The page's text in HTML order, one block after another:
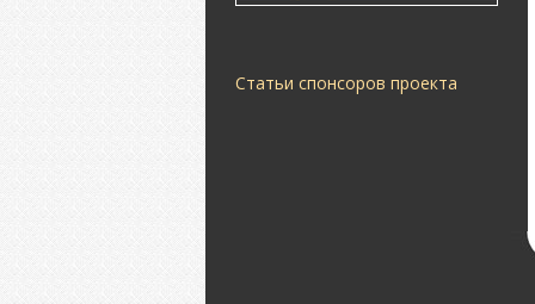
Статьи спонсоров проекта